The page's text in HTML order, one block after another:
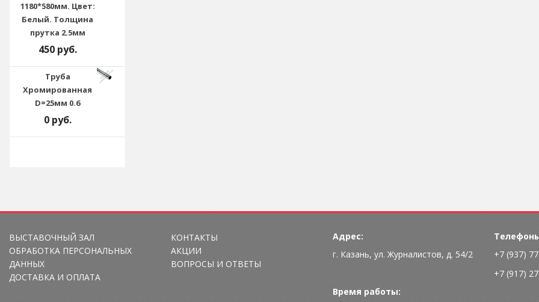
1180*580мм. Цвет:
Белый. Толщина
прутка 2.5мм
450 руб.
Труба
Хромированная
D=25мм 0.6
0 руб.
ВЫСТАВОЧНЫЙ ЗАЛ
ОБРАБОТКА ПЕРСОНАЛЬНЫХ
ДАННЫХ
ДОСТАВКА И ОПЛАТА
КОНТАКТЫ
АКЦИИ
ВОПРОСЫ И ОТВЕТЫ
Адрес:
г. Казань, ул. Журналистов, д. 54/2
Время работы:
+7 (937)
+7 (917)